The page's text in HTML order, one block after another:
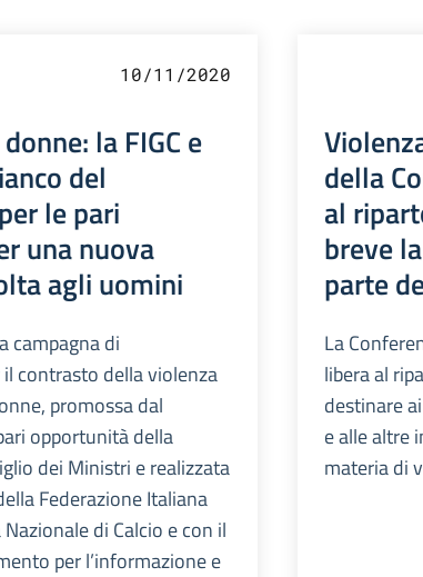
10/11/2020
la FIGC e
del
le pari
una nuova
agli uomini
campagna di
contrasto della violenza
promossa dal
opportunità della
dei Ministri e realizzata
Federazione Italiana
di Calcio e con il
per l’informazione e
della
al
breve
parte
La
libera al
destinare
e alle altre
materia di